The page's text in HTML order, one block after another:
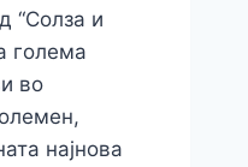
“Солза и
голема
во
најнова